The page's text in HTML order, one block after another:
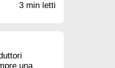
3 min letti
una